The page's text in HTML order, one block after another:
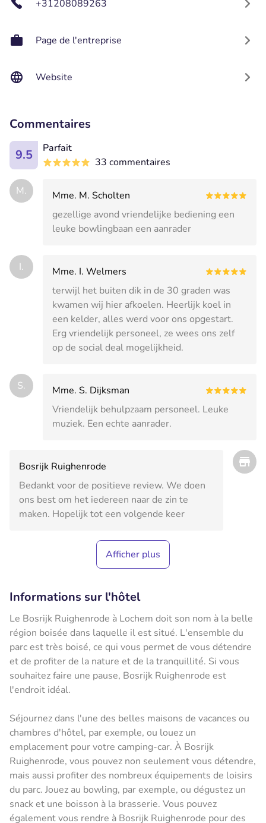
+31208089263
Page de l'entreprise
Website
Commentaires
9.5
Parfait
33 commentaires
M.
Mme. M. Scholten
gezellige avond vriendelijke bediening een
leuke bowlingbaan een aanrader
I.
Mme. I. Welmers
terwijl het buiten dik in de 30 graden was
kwamen wij hier afkoelen. Heerlijk koel in
een kelder, alles werd voor ons opgestart.
Erg vriendelijk personeel, ze wees ons zelf
op de social deal mogelijkheid.
S.
Mme. S. Dijksman
Vriendelijk behulpzaam personeel. Leuke
muziek. Een echte aanrader.
Bosrijk Ruighenrode
Bedankt voor de positieve review. We doen
ons best om het iedereen naar de zin te
maken. Hopelijk tot een volgende keer
Afficher plus
Informations sur l'hôtel
Le Bosrijk Ruighenrode à Lochem doit son nom à la belle
région boisée dans laquelle il est situé. L'ensemble du
parc est très boisé, ce qui vous permet de vous détendre
et de profiter de la nature et de la tranquillité. Si vous
souhaitez faire une pause, Bosrijk Ruighenrode est
l'endroit idéal.
Séjournez dans l'une des belles maisons de vacances ou
chambres d'hôtel, par exemple, ou louez un
emplacement pour votre camping-car. À Bosrijk
Ruighenrode, vous pouvez non seulement vous détendre,
mais aussi profiter des nombreux équipements de loisirs
du parc. Jouez au bowling, par exemple, ou dégustez un
snack et une boisson à la brasserie. Vous pouvez
également vous rendre à Bosrijk Ruighenrode pour des